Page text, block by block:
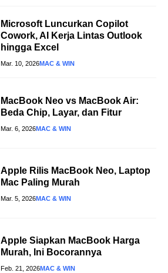
Microsoft Luncurkan Copilot
Cowork, AI Kerja Lintas Outlook
hingga Excel
Mar. 10, 2026MAC & WIN
MacBook Neo vs MacBook Air:
Beda Chip, Layar, dan Fitur
Mar. 6, 2026MAC & WIN
Apple Rilis MacBook Neo, Laptop
Mac Paling Murah
Mar. 5, 2026MAC & WIN
Apple Siapkan MacBook Harga
Murah, Ini Bocorannya
Feb. 21, 2026MAC & WIN